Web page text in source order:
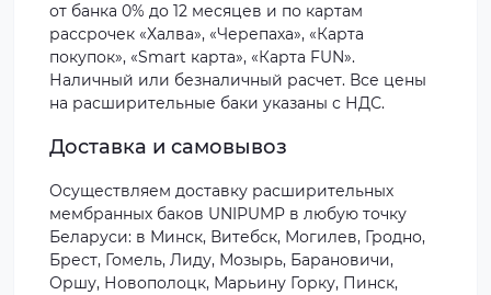
от банка 0% до 12 месяцев и по картам
рассрочек «Халва», «Черепаха», «Карта
покупок», «Smart карта», «Карта FUN».
Наличный или безналичный расчет. Все цены
на расширительные баки указаны с НДС.
Доставка и самовывоз
Осуществляем доставку расширительных
мембранных баков UNIPUMP в любую точку
Беларуси: в Минск, Витебск, Могилев, Гродно,
Брест, Гомель, Лиду, Мозырь, Барановичи,
Оршу, Новополоцк, Марьину Горку, Пинск,